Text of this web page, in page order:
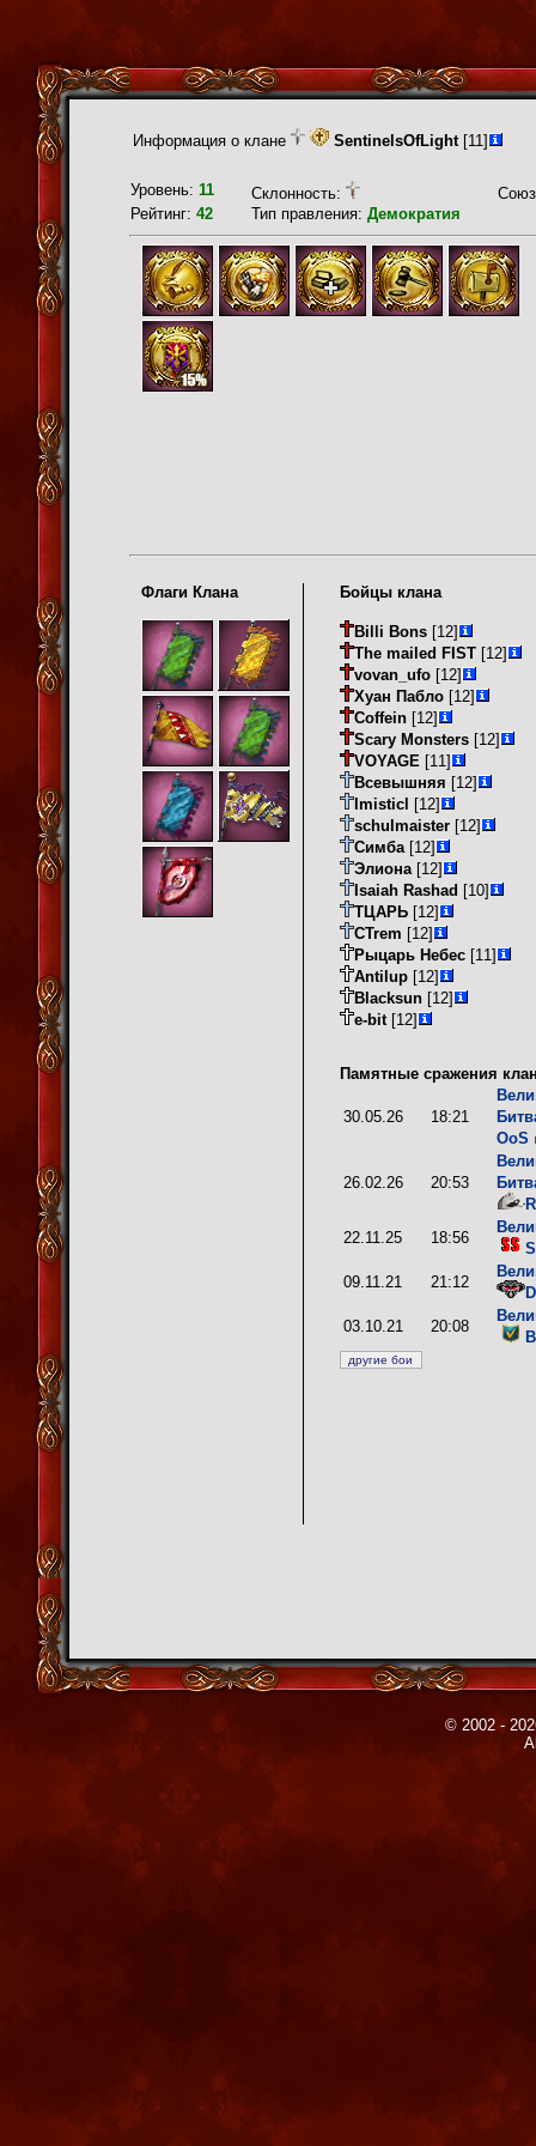
Информация о клане SentinelsOfLight[11]
Уровень: 11 Склонность:
Рейтинг: 42 Тип правления: Демократия
Флаги Клана Бойцы клана
Billi Bons [12]
The mailed FIST [12]
vovan_ufo [12]
Хуан Пабло [12]
Coffein [12]
Scary Monsters [12]
VOYAGE [11]
Всевышняя [12]
lmisticl [12]
schulmaister [12]
Симба [12]
Элиона [12]
Isaiah Rashad [10]
ТЦАРЬ [12]
CTrem [12]
Рыцарь Небес [11]
Antilup [12]
Blacksun [12]
e-bit [12]
Памятные сражения
30.05.26 18:21
OoS
26.02.26 20:53
22.11.25
18:56
09.11.21
21:12
03.10.21
20:08
© 2002 -